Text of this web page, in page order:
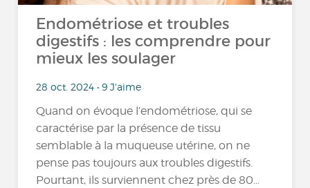
Endométriose et troubles
digestifs : les comprendre pour
mieux les soulager
28 oct. 2024 • 9 J'aime
Quand on évoque l’endométriose, qui se
caractérise par la présence de tissu
semblable à la muqueuse utérine, on ne
pense pas toujours aux troubles digestifs.
Pourtant, ils surviennent chez près de 80...